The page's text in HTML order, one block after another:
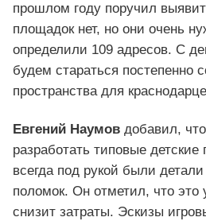
прошлом году поручил
площадок нет, но они очень
определили 109 адресов. С
будем стараться постепенно
пространства для
Евгений Наумов добавил,
разработать типовые
всегда под рукой были
поломок. Он отметил, что это
снизит затраты. Эскизы